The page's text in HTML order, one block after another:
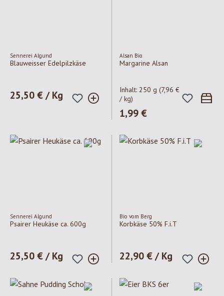
Sennerei Algund
Blauweisser Edelpilzkäse
Regulärer Preis:
25,50 € / Kg
Alsan Bio
Margarine Alsan
Inhalt: 250 g (7,96 €
/ kg)
Regulärer Preis:
1,99 €
Sennerei Algund
Psairer Heukäse ca. 600g
Regulärer Preis:
25,50 € / Kg
Bio vom Berg
Korbkäse 50% F.i.T
Regulärer Preis:
22,90 € / Kg